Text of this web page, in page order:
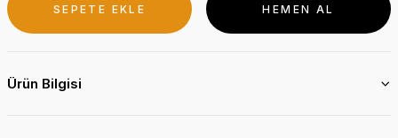
SEPETE EKLE HEMEN AL
Ürün Bilgisi